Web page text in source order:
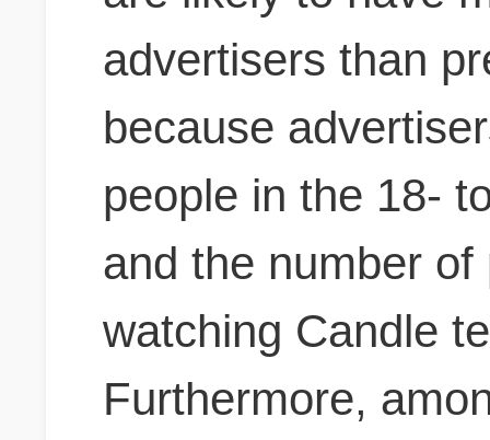
advertisers than
because
people in the 18-
and the number
watching Candle
Furthermore,